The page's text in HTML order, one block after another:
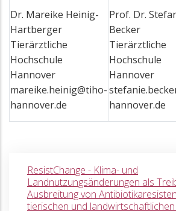
Dr. Mareike Heinig-
Hartberger
Tierärztliche
Hochschule
Hannover
mareike.heinig@tiho-
hannover.de
Prof. Dr.
Becker
Tierärztliche
Hochschule
Hannover
hannover.de
ResistChange - Klima- und
Landnutzungsänderungen als
Ausbreitung von
tierischen und